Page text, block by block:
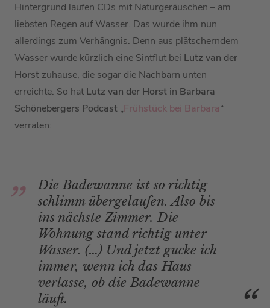
Hintergrund laufen CDs mit Naturgeräuschen – am
liebsten Regen auf Wasser. Das wurde ihm nun
allerdings zum Verhängnis. Denn aus plätscherndem
Wasser wurde kürzlich eine Sintflut bei Lutz van der
Horst zuhause, die sogar die Nachbarn unten
erreichte. So hat Lutz van der Horst in Barbara
Schönebergers Podcast „Frühstück bei Barbara“
verraten:
Die Badewanne ist so richtig
schlimm übergelaufen. Also bis
ins nächste Zimmer. Die
Wohnung stand richtig unter
Wasser. (…) Und jetzt gucke ich
immer, wenn ich das Haus
verlasse, ob die Badewanne
läuft.